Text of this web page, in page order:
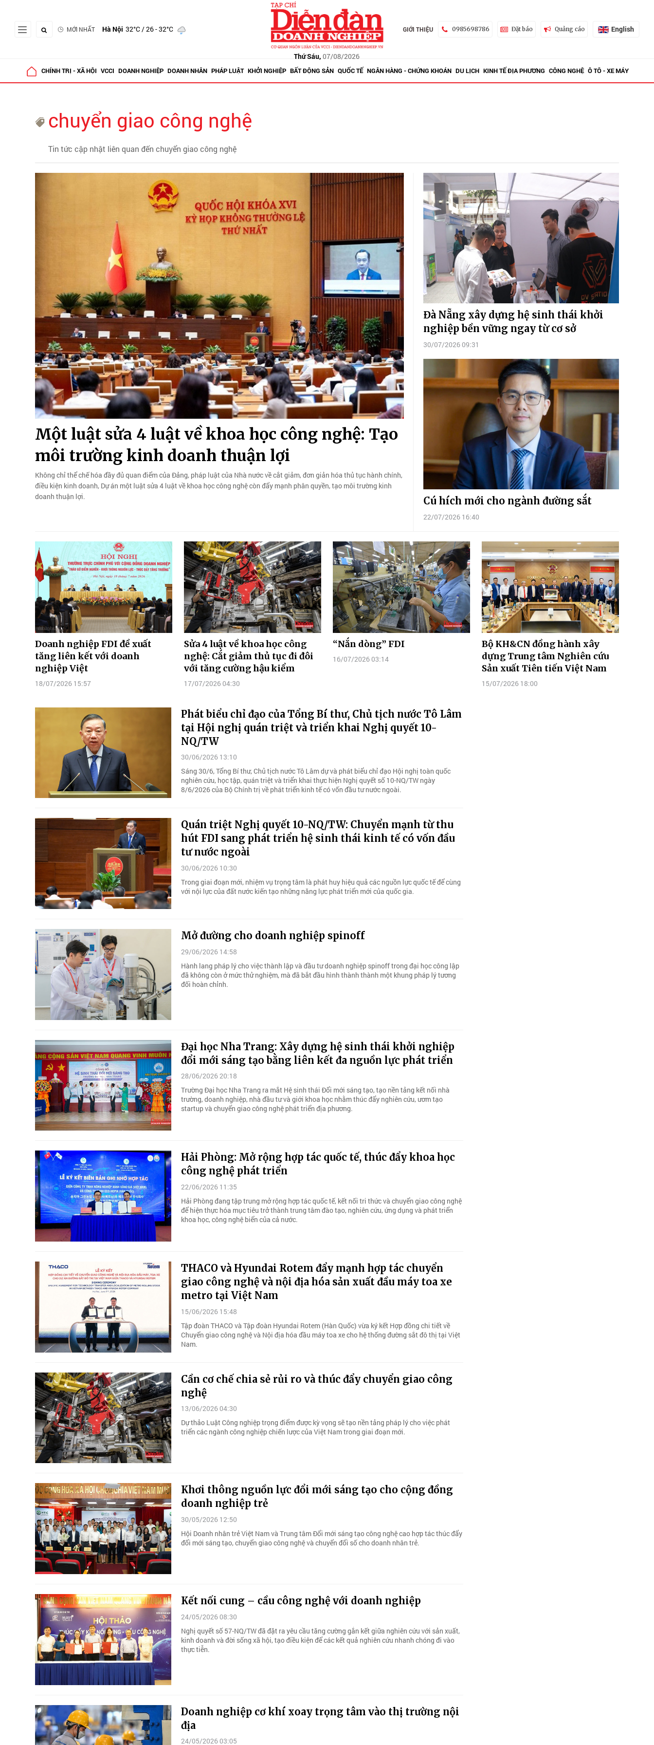
MỚI NHẤT Hà Nội 32°C/ 26 - 32°C
Thứ Sáu, 07/08/2026
GIỚI THIỆU 0985698786 Đặt báo Quảng cáo English
CHÍNH TRỊ - XÃ HỘI VCCI DOANH NGHIỆP DOANH NHÂN PHÁP LUẬT KHỞI NGHIỆP BẤT ĐỘNG SẢN QUỐC TẾ NGÂN HÀNG - CHỨNG KHOÁN DU LỊCH KINH TẾ ĐỊA PHƯƠNG CÔNG NGHỆ Ô TÔ - XE MÁY
chuyển giao công nghệ
Tin tức cập nhật liên quan đến chuyển giao công nghệ
Một luật sửa 4 luật về khoa học công nghệ: Tạo
môi trường kinh doanh thuận lợi
Không chỉ thể chế hóa đầy đủ quan điểm của Đảng, pháp luật của Nhà nước về cắt giảm, đơn giản hóa thủ tục hành chính,
điều kiện kinh doanh, Dự án một luật sửa 4 luật về khoa học công nghệ còn đẩy mạnh phân quyền, tạo môi trường kinh
doanh thuận lợi.
Đà Nẵng xây dựng hệ sinh thái khởi
nghiệp bền vững ngay từ cơ sở
30/07/2026 09:31
Cú hích mới cho ngành đường sắt
22/07/2026 16:40
Doanh nghiệp FDI đề xuất
tăng liên kết với doanh
nghiệp Việt
18/07/2026 15:57
Sửa 4 luật về khoa học công
nghệ: Cắt giảm thủ tục đi đôi
với tăng cường hậu kiểm
17/07/2026 04:30
“Nắn dòng” FDI
16/07/2026 03:14
Bộ KH&CN đồng hành xây
dựng Trung tâm Nghiên cứu
Sản xuất Tiên tiến Việt Nam
15/07/2026 18:00
Phát biểu chỉ đạo của Tổng Bí thư, Chủ tịch nước Tô Lâm
tại Hội nghị quán triệt và triển khai Nghị quyết 10-
NQ/TW
30/06/2026 13:10
Sáng 30/6, Tổng Bí thư, Chủ tịch nước Tô Lâm dự và phát biểu chỉ đạo Hội nghị toàn quốc
nghiên cứu, học tập, quán triệt và triển khai thực hiện Nghị quyết số 10-NQ/TW ngày
8/6/2026 của Bộ Chính trị về phát triển kinh tế có vốn đầu tư nước ngoài.
Quán triệt Nghị quyết 10-NQ/TW: Chuyển mạnh từ thu
hút FDI sang phát triển hệ sinh thái kinh tế có vốn đầu
tư nước ngoài
30/06/2026 10:30
Trong giai đoạn mới, nhiệm vụ trọng tâm là phát huy hiệu quả các nguồn lực quốc tế để cùng
với nội lực của đất nước kiến tạo những năng lực phát triển mới của quốc gia.
Mở đường cho doanh nghiệp spinoff
29/06/2026 14:58
Hành lang pháp lý cho việc thành lập và đầu tư doanh nghiệp spinoff trong đại học công lập
đã không còn ở mức thử nghiệm, mà đã bắt đầu hình thành thành một khung pháp lý tương
đối hoàn chỉnh.
Đại học Nha Trang: Xây dựng hệ sinh thái khởi nghiệp
đổi mới sáng tạo bằng liên kết đa nguồn lực phát triển
28/06/2026 20:18
Trường Đại học Nha Trang ra mắt Hệ sinh thái Đổi mới sáng tạo, tạo nền tảng kết nối nhà
trường, doanh nghiệp, nhà đầu tư và giới khoa học nhằm thúc đẩy nghiên cứu, ươm tạo
startup và chuyển giao công nghệ phát triển địa phương.
Hải Phòng: Mở rộng hợp tác quốc tế, thúc đẩy khoa học
công nghệ phát triển
22/06/2026 11:35
Hải Phòng đang tập trung mở rộng hợp tác quốc tế, kết nối tri thức và chuyển giao công nghệ
để hiện thực hóa mục tiêu trở thành trung tâm đào tạo, nghiên cứu, ứng dụng và phát triển
khoa học, công nghệ biển của cả nước.
THACO và Hyundai Rotem đẩy mạnh hợp tác chuyển
giao công nghệ và nội địa hóa sản xuất đầu máy toa xe
metro tại Việt Nam
15/06/2026 15:48
Tập đoàn THACO và Tập đoàn Hyundai Rotem (Hàn Quốc) vừa ký kết Hợp đồng chi tiết về
Chuyển giao công nghệ và Nội địa hóa đầu máy toa xe cho hệ thống đường sắt đô thị tại Việt
Nam.
Cần cơ chế chia sẻ rủi ro và thúc đẩy chuyển giao công
nghệ
13/06/2026 04:30
Dự thảo Luật Công nghiệp trọng điểm được kỳ vọng sẽ tạo nền tảng pháp lý cho việc phát
triển các ngành công nghiệp chiến lược của Việt Nam trong giai đoạn mới.
Khơi thông nguồn lực đổi mới sáng tạo cho cộng đồng
doanh nghiệp trẻ
30/05/2026 12:50
Hội Doanh nhân trẻ Việt Nam và Trung tâm Đổi mới sáng tạo công nghệ cao hợp tác thúc đẩy
đổi mới sáng tạo, chuyển giao công nghệ và chuyển đổi số cho doanh nhân trẻ.
Kết nối cung – cầu công nghệ với doanh nghiệp
24/05/2026 08:30
Nghị quyết số 57-NQ/TW đã đặt ra yêu cầu tăng cường gắn kết giữa nghiên cứu với sản xuất,
kinh doanh và đời sống xã hội, tạo điều kiện để các kết quả nghiên cứu nhanh chóng đi vào
thực tiễn.
Doanh nghiệp cơ khí xoay trọng tâm vào thị trường nội
địa
24/05/2026 03:05